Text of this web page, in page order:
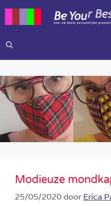
inhoud
Modieuze
25/05/2020door Erica